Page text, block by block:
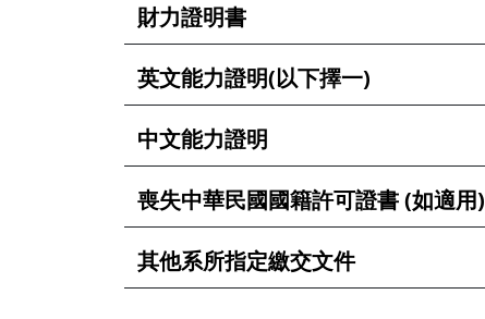
財力證明書
英文能力證明(以下擇一)
中文能力證明
喪失中華民國國籍許可證書 (如適用)
其他系所指定繳交文件